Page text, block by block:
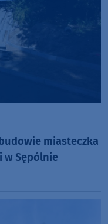
miasteczka
w Sępólnie